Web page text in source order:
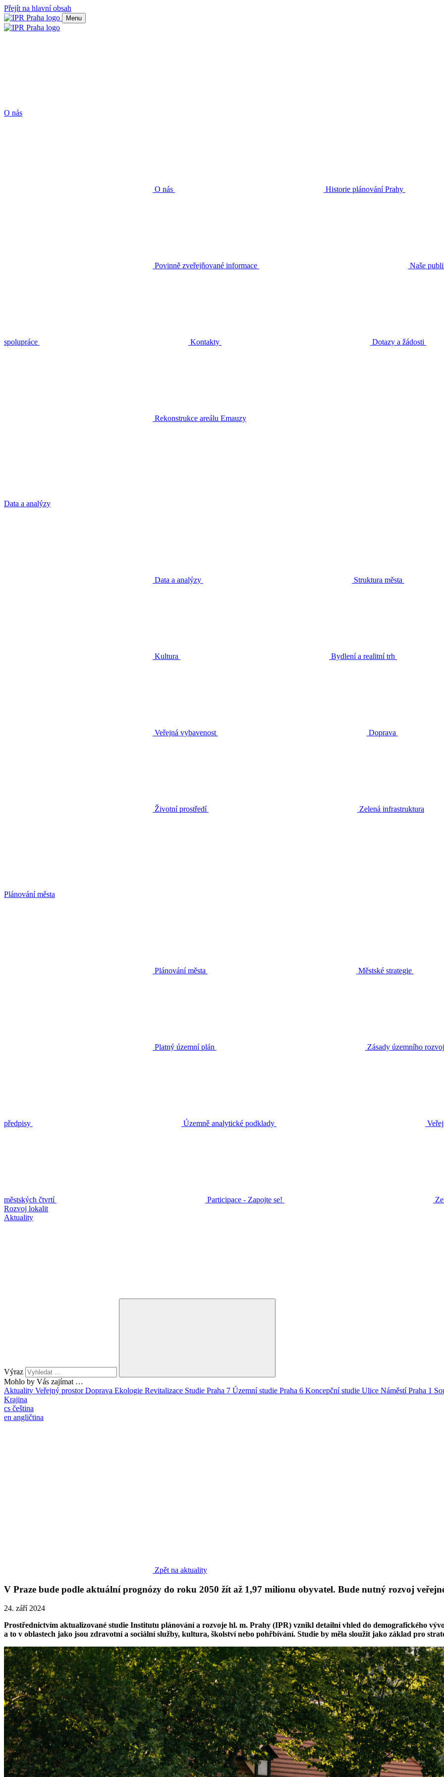
Přejít na hlavní obsah
Menu
O nás
O nás Historie plánování Prahy
Povinně zveřejňované informace Naše
spolupráce Kontakty Dotazy a žádosti
Rekonstrukce areálu Emauzy
Data a analýzy
Data a analýzy Struktura města
Kultura Bydlení a realitní trh
Veřejná vybavenost Doprava
Životní prostředí Zelená infrastruktura
Plánování města
Plánování města Městské strategie
Platný územní plán Zásady územního
předpisy Územně analytické podklady
městských čtvrtí Participace - Zapojte se!
Rozvoj lokalit
Aktuality
Výraz
Mohlo by Vás zajímat …
Aktuality Veřejný prostorDoprava Ekologie Revitalizace Studie Praha 7 Územní studie Praha 6 Koncepční studie Ulice NáměstíPraha 1
Krajina
cs čeština
en angličtina
Zpět na aktuality
V Praze bude podle aktuální prognózy do roku 2050 žít až 1,97 milionu obyvatel. Bude nutný rozvoj
24. září 2024
Prostřednictvím aktualizované studie Institutu plánování a rozvoje hl. m. Prahy (IPR) vznikl detailní vhled do demografického
a to v oblastech jako jsou zdravotní a sociální služby, kultura, školství nebo pohřbívání. Studie by měla sloužit jako základ pro